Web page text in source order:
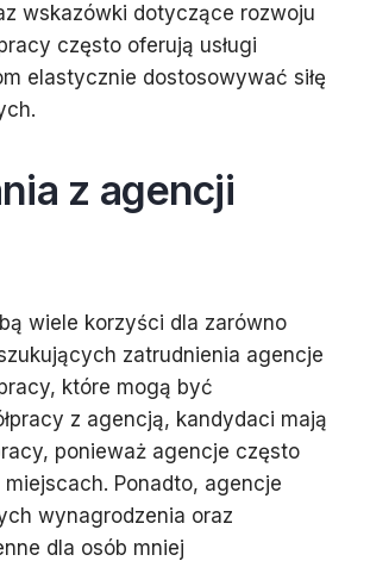
wskazówki dotyczące rozwoju
często oferują usługi
elastycznie dostosowywać siłę
z agencji
wiele korzyści dla zarówno
zatrudnienia agencje
które mogą być
z agencją, kandydaci mają
ponieważ agencje często
Ponadto, agencje
wynagrodzenia oraz
dla osób mniej